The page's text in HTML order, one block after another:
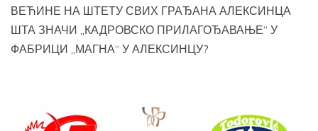
ВЕЋИНЕ НА ШТЕТУ СВИХ ГРАЂАНА АЛЕКСИНЦА
ШТА ЗНАЧИ „КАДРОВСКО ПРИЛАГОЂАВАЊЕ“ У
ФАБРИЦИ „МАГНА“ У АЛЕКСИНЦУ?